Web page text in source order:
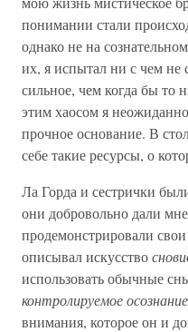
понимании стали
однако не на
их, я испытал ни с чем не
сильное, чем когда бы то
этим хаосом я
прочное основание. В
себе такие ресурсы, о
Ла Горда и сестрички
они добровольно дали
продемонстрировали
описывал искусство
использовать обычные
контролируемое осознание
внимания, которое он и